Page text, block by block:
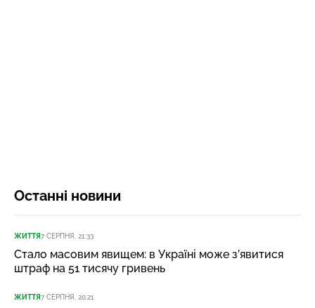
Останні новини
ЖИТТЯ7 СЕРПНЯ, 21:33
Стало масовим явищем: в Україні може з’явитися
штраф на 51 тисячу гривень
ЖИТТЯ7 СЕРПНЯ, 20:21